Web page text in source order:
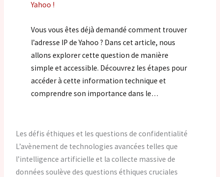
Yahoo !
Vous vous êtes déjà demandé comment trouver
l’adresse IP de Yahoo ? Dans cet article, nous
allons explorer cette question de manière
simple et accessible. Découvrez les étapes pour
accéder à cette information technique et
comprendre son importance dans le…
Les défis éthiques et les questions de confidentialité
L’avènement de technologies avancées telles que
l’intelligence artificielle et la collecte massive de
données soulève des questions éthiques cruciales